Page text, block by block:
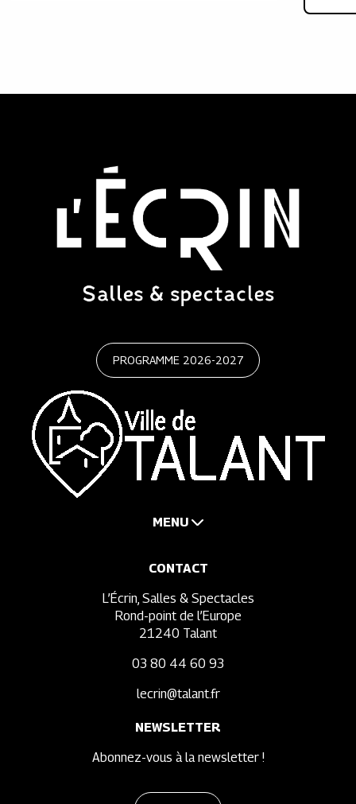
PROGRAMME 2026-2027
MENU
CONTACT
L’Écrin, Salles & Spectacles
Rond-point de l’Europe
21240 Talant
03 80 44 60 93
lecrin@talant.fr
NEWSLETTER
Abonnez-vous à la newsletter !